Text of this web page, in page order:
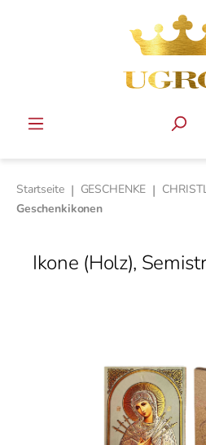
Startseite | GESCHENKE |
Geschenkikonen
Ikone (Holz),